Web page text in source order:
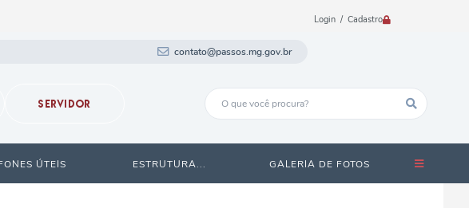
Login / Cadastro
contato@passos.mg.gov.br
SERVIDOR
ÚTEIS ESTRUTURA... GALERIA DE FOTOS